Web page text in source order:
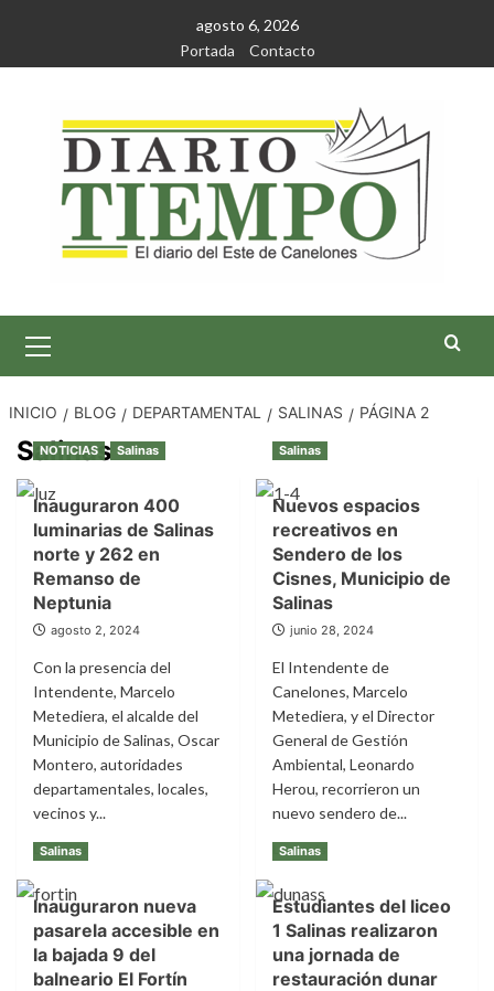
contenido
agosto 6, 2026
Portada
Contacto
primario
INICIO BLOG DEPARTAMENTAL SALINAS PÁGINA 2
Salinas
NOTICIAS Salinas
Inauguraron 400
luminarias de Salinas
norte y 262 en
Remanso de
Neptunia
agosto 2, 2024
Con la presencia del
Intendente, Marcelo
Metediera, el alcalde del
Municipio de Salinas, Oscar
Montero, autoridades
departamentales, locales,
vecinos y...
Leer más Leer
Inauguraron
400
luminarias
de
Salinas
Nuevos espacios
recreativos en
Sendero de los
Cisnes, Municipio de
Salinas
junio 28, 2024
El Intendente de
Canelones, Marcelo
Metediera, y el Director
General de Gestión
Ambiental, Leonardo
Herou, recorrieron un
nuevo sendero de...
Leer más Leer
Nuevos
espacios
recreativos
en
Salinas
Inauguraron nueva
pasarela accesible en
la bajada 9 del
balneario El Fortín
Salinas
Estudiantes del liceo
1 Salinas realizaron
una jornada de
restauración dunar